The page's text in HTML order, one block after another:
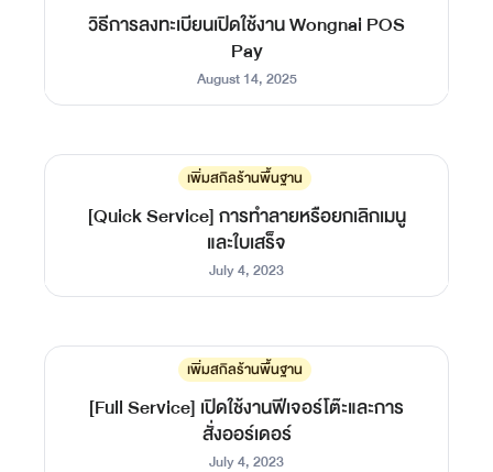
วิธีการลงทะเบียนเปิดใช้งาน Wongnai POS
Pay
August 14, 2025
เพิ่มสกิลร้านพื้นฐาน
[Quick Service] การทำลายหรือยกเลิกเมนู
และใบเสร็จ
July 4, 2023
เพิ่มสกิลร้านพื้นฐาน
[Full Service] เปิดใช้งานฟีเจอร์โต๊ะและการ
สั่งออร์เดอร์
July 4, 2023